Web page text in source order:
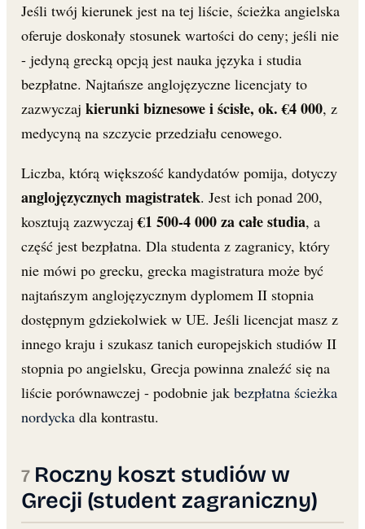
Jeśli twój kierunek jest na tej liście, ścieżka angielska
oferuje doskonały stosunek wartości do ceny; jeśli nie
- jedyną grecką opcją jest nauka języka i studia
bezpłatne. Najtańsze anglojęzyczne licencjaty to
zazwyczaj kierunki biznesowe i ścisłe, ok. €4 000, z
medycyną na szczycie przedziału cenowego.
Liczba, którą większość kandydatów pomija, dotyczy
anglojęzycznych magistratek. Jest ich ponad 200,
kosztują zazwyczaj€1 500-4 000 za całe studia, a
część jest bezpłatna. Dla studenta z zagranicy, który
nie mówi po grecku, grecka magistratura może być
najtańszym anglojęzycznym dyplomem II stopnia
dostępnym gdziekolwiek w UE. Jeśli licencjat masz z
innego kraju i szukasz tanich europejskich studiów II
stopnia po angielsku, Grecja powinna znaleźć się na
liście porównawczej - podobnie jak bezpłatna ścieżka
nordycka dla kontrastu.
Roczny koszt studiów w
Grecji (student zagraniczny)